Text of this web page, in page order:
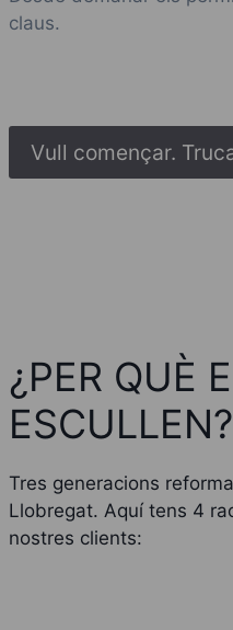
claus.
Vull començar.
¿PER QUÈ
ESCULLEN?
Tres generacions
Llobregat. Aquí tens 4
nostres clients: